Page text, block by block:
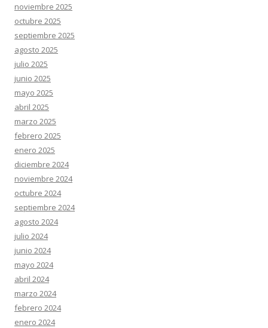
noviembre 2025
octubre 2025
septiembre 2025
agosto 2025
julio 2025
junio 2025
mayo 2025
abril 2025
marzo 2025
febrero 2025
enero 2025
diciembre 2024
noviembre 2024
octubre 2024
septiembre 2024
agosto 2024
julio 2024
junio 2024
mayo 2024
abril 2024
marzo 2024
febrero 2024
enero 2024